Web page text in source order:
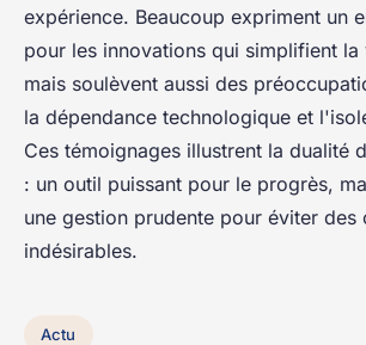
expérience. Beaucoup expriment un
pour les innovations qui simplifient la
mais soulèvent aussi des
la dépendance technologique et
Ces témoignages illustrent la dualité
: un outil puissant pour le progrès,
une gestion prudente pour éviter des
indésirables.
Actu